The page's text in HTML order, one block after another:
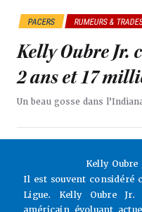
PACERS RUMEURS &
Kelly Oubre Jr.
2 ans et 17
Un beau gosse dans
Kelly
Il est souvent considéré
Ligue. Kelly Oubre
américain évoluant